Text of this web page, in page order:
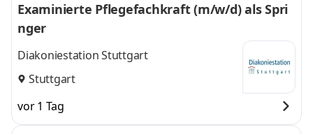
Examinierte Pflegefachkraft (m/w/d) als Spri
nger
Diakoniestation Stuttgart
Stuttgart
vor 1 Tag